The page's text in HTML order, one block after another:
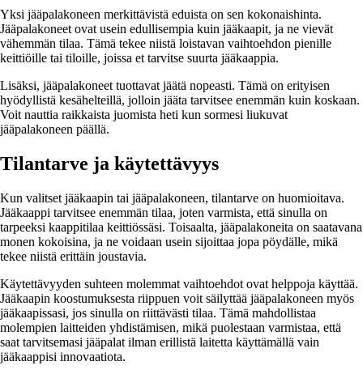
Yksi jääpalakoneen merkittävistä eduista on sen kokonaishinta.
Jääpalakoneet ovat usein edullisempia kuin jääkaapit, ja ne vievät
vähemmän tilaa. Tämä tekee niistä loistavan vaihtoehdon pienille
keittiöille tai tiloille, joissa et tarvitse suurta jääkaappia.
Lisäksi, jääpalakoneet tuottavat jäätä nopeasti. Tämä on erityisen
hyödyllistä kesähelteillä, jolloin jääta tarvitsee enemmän kuin koskaan.
Voit nauttia raikkaista juomista heti kun sormesi liukuvat
jääpalakoneen päällä.
Tilantarve ja käytettävyys
Kun valitset jääkaapin tai jääpalakoneen, tilantarve on huomioitava.
Jääkaappi tarvitsee enemmän tilaa, joten varmista, että sinulla on
tarpeeksi kaappitilaa keittiössäsi. Toisaalta, jääpalakoneita on saatavana
monen kokoisina, ja ne voidaan usein sijoittaa jopa pöydälle, mikä
tekee niistä erittäin joustavia.
Käytettävyyden suhteen molemmat vaihtoehdot ovat helppoja käyttää.
Jääkaapin koostumuksesta riippuen voit säilyttää jääpalakoneen myös
jääkaapissasi, jos sinulla on riittävästi tilaa. Tämä mahdollistaa
molempien laitteiden yhdistämisen, mikä puolestaan varmistaa, että
saat tarvitsemasi jääpalat ilman erillistä laitetta käyttämällä vain
jääkaappisi innovaatiota.